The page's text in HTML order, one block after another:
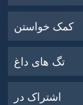
کمک خواستن
تگ های داغ
اشتراک در